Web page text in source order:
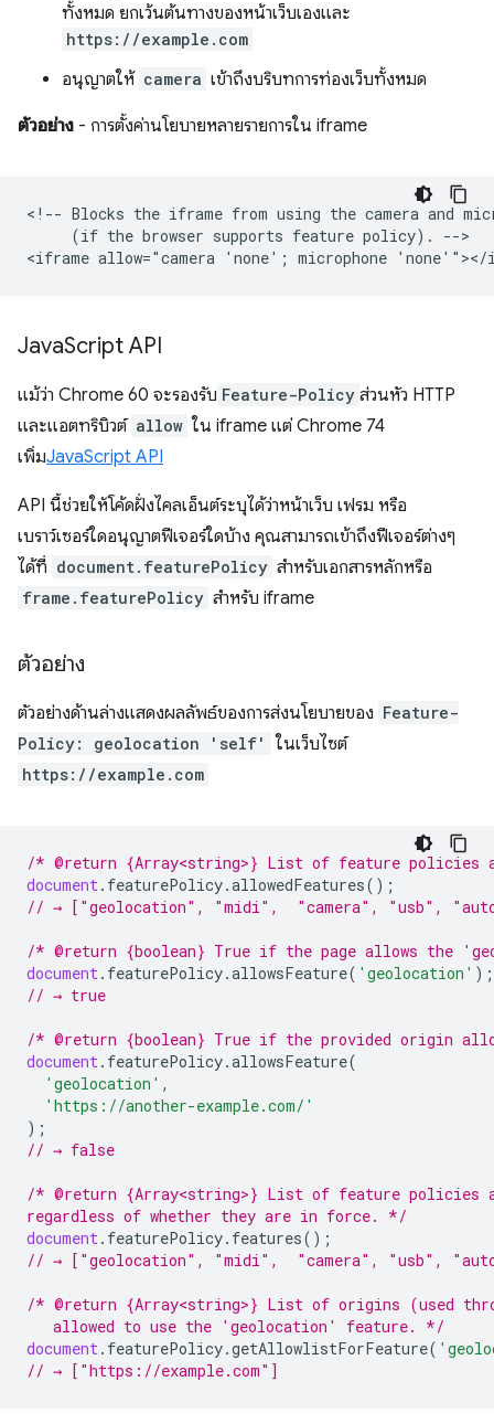
ทั้งหมด ยกเว้นต้นทางของหน้าเว็บเองและ
https://example.com
อนุญาตให้ camera เข้าถึงบริบทการท่องเว็บทั้งหมด
ตัวอย่าง - การตั้งค่านโยบายหลายรายการใน iframe
<!-- Blocks the iframe from using the camera and
     (if the browser supports feature policy). -->
JavaScript API
แม้ว่า Chrome 60 จะรองรับ Feature-Policy ส่วนหัว HTTP
และแอตทริบิวต์ allow ใน iframe แต่ Chrome 74
เพิ่มJavaScript API
API นี้ช่วยให้โค้ดฝั่งไคลเอ็นต์ระบุได้ว่าหน้าเว็บ เฟรม หรือ
เบราว์เซอร์ใดอนุญาตฟีเจอร์ใดบ้าง คุณสามารถเข้าถึงฟีเจอร์ต่างๆ
ได้ที่ document.featurePolicy สำหรับเอกสารหลักหรือ
frame.featurePolicy สำหรับ iframe
ตัวอย่าง
ตัวอย่างด้านล่างแสดงผลลัพธ์ของการส่งนโยบายของ Feature-
Policy: geolocation 'self' ในเว็บไซต์
https://example.com
/* @return {Array<string>} List of feature policies
document. featurePolicy.allowedFeatures();
// → ["geolocation", "midi",  "camera", "usb",
/* @return {boolean} True if the page allows the
document. featurePolicy.allowsFeature( 'geolocation' );
// → true
/* @return {boolean} True if the provided origin
document. featurePolicy.allowsFeature(
'geolocation' ,
'https://another-example.com/'
);
// → false
/* @return {Array<string>} List of feature policies
regardless of whether they are in force. */
document. featurePolicy. features();
// → ["geolocation", "midi",  "camera", "usb",
/* @return {Array<string>} List of origins (used
   allowed to use the 'geolocation' feature. */
document. featurePolicy.getAllowlistForFeature(
// → ["https://example.com"]